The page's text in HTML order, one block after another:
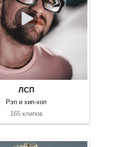
ЛСП
Рэп и хип-хоп
165 клипов